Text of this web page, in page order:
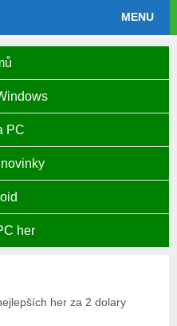
MENU
PC
her
her za 2 dolary